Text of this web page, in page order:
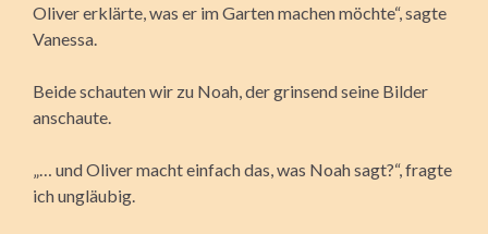
Oliver erklärte, was er im Garten machen möchte“, sagte
Vanessa.
Beide schauten wir zu Noah, der grinsend seine Bilder
anschaute.
„… und Oliver macht einfach das, was Noah sagt?“, fragte
ich ungläubig.